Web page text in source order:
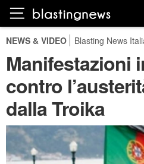
NEWS & VIDEO Blasting News
Manifestazioni
contro
dalla Troika